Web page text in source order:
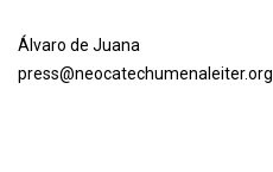
Álvaro de Juana
press@neocatechumenaleiter.org